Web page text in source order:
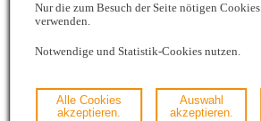
VG Baumholder
Nur die zum Besuch der Seite nötigen Cookies
verwenden.
Notwendige und Statistik-Cookies nutzen.
Alle Cookies
akzeptieren.
Auswahl
akzeptieren.